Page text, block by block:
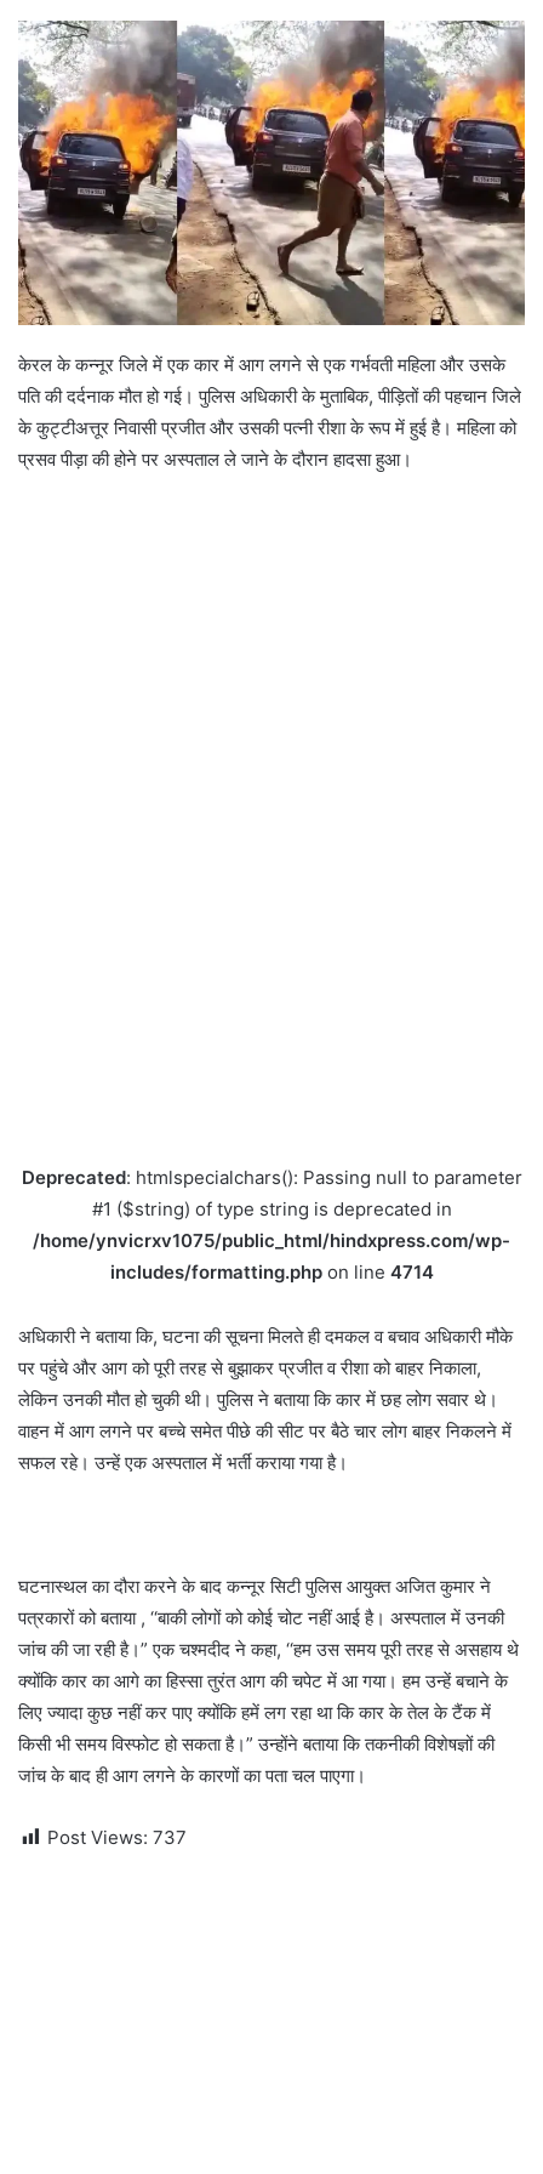
a
n
m
a
i
l
केरल के कन्नूर जिले में एक कार में आग लगने से एक गर्भवती महिला और उसके
पति की दर्दनाक मौत हो गई। पुलिस अधिकारी के मुताबिक, पीड़ितों की पहचान जिले
के कुट्टीअत्तूर निवासी प्रजीत और उसकी पत्नी रीशा के रूप में हुई है। महिला को
प्रसव पीड़ा की होने पर अस्पताल ले जाने के दौरान हादसा हुआ।
Deprecated: htmlspecialchars(): Passing null to parameter
#1 ($string) of type string is deprecated in
/home/ynvicrxv1075/public_html/hindxpress.com/wp-
includes/formatting.phpon line 4714
अधिकारी ने बताया कि, घटना की सूचना मिलते ही दमकल व बचाव अधिकारी मौके
पर पहुंचे और आग को पूरी तरह से बुझाकर प्रजीत व रीशा को बाहर निकाला,
लेकिन उनकी मौत हो चुकी थी। पुलिस ने बताया कि कार में छह लोग सवार थे।
वाहन में आग लगने पर बच्चे समेत पीछे की सीट पर बैठे चार लोग बाहर निकलने में
सफल रहे। उन्हें एक अस्पताल में भर्ती कराया गया है।
घटनास्थल का दौरा करने के बाद कन्नूर सिटी पुलिस आयुक्त अजित कुमार ने
पत्रकारों को बताया , ‘‘बाकी लोगों को कोई चोट नहीं आई है। अस्पताल में उनकी
जांच की जा रही है।” एक चश्मदीद ने कहा, ‘‘हम उस समय पूरी तरह से असहाय थे
क्योंकि कार का आगे का हिस्सा तुरंत आग की चपेट में आ गया। हम उन्हें बचाने के
लिए ज्यादा कुछ नहीं कर पाए क्योंकि हमें लग रहा था कि कार के तेल के टैंक में
किसी भी समय विस्फोट हो सकता है।” उन्होंने बताया कि तकनीकी विशेषज्ञों की
जांच के बाद ही आग लगने के कारणों का पता चल पाएगा।
Post Views: 737